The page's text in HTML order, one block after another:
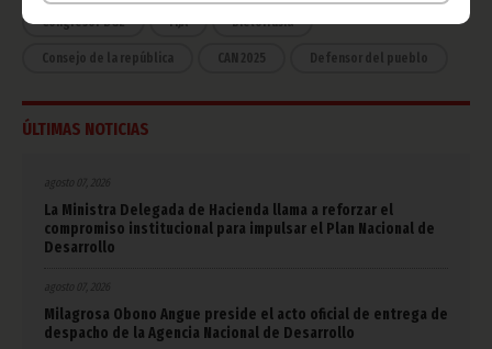
CongresoPDGE FIJA Bielorrusia
Consejo de la república CAN 2025 Defensor del pueblo
ÚLTIMAS NOTICIAS
agosto 07, 2026
La Ministra Delegada de Hacienda llama a reforzar el
compromiso institucional para impulsar el Plan Nacional de
Desarrollo
agosto 07, 2026
Milagrosa Obono Angue preside el acto oficial de entrega de
despacho de la Agencia Nacional de Desarrollo